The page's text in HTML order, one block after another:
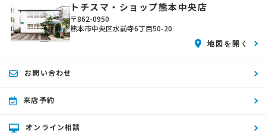
トチスマ・ショップ熊本中央店
〒862-0950
熊本市中央区水前寺6丁目50-20
地図を開く
お問い合わせ
来店予約
オンライン相談